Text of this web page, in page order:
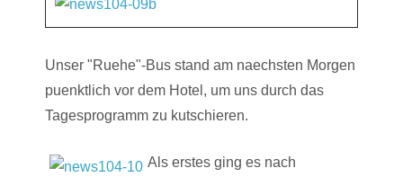
Unser "Ruehe"-Bus stand am naechsten Morgen
puenktlich vor dem Hotel, um uns durch das
Tagesprogramm zu kutschieren.
Als erstes ging es nach